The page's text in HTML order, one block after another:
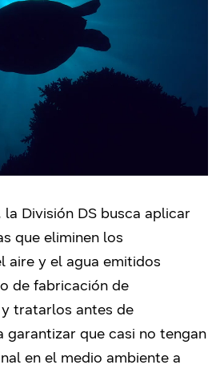
la División DS busca aplicar
que eliminen los
aire y el agua emitidos
de fabricación de
tratarlos antes de
garantizar que casi no tengan
en el medio ambiente a